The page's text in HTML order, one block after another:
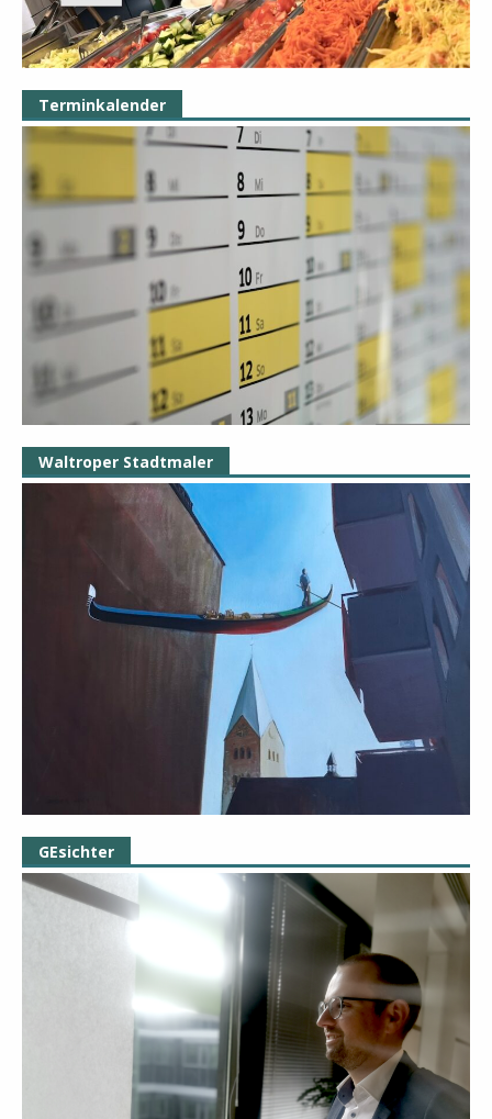
Terminkalender
Waltroper Stadtmaler
GEsichter